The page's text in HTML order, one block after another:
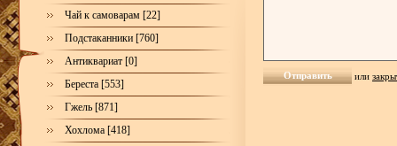
Чай к самоварам [22]
Подстаканники [760]
Антиквариат [0]
Береста [553]
Гжель [871]
Хохлома [418]
или